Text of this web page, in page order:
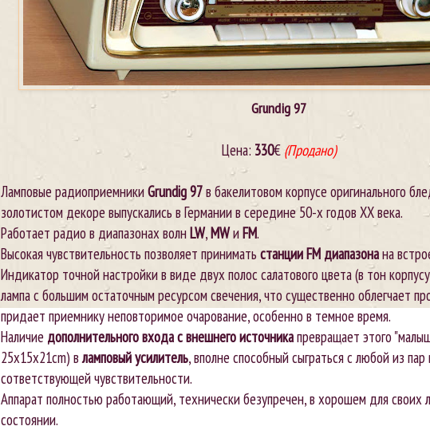
Grundig97
Цена: 330€ (Продано)
Ламповые радиоприемникиGrundig 97в бакелитовом корпусе оригинального
золотистом декоре выпускались в Германии в середине 50-х годов ХХ века.
Работает радио в диапазонах волнLW,MWиFM.
Высокая чувствительность позволяет принимать станции FM диапазонана
Индикатор точной настройки в виде двух полос салатового цвета (в тон
лампа с большим остаточным ресурсом свечения, что существенно облегчает
придает приемнику неповторимое очарование, особенно в темное время.
Наличие дополнительного входа с внешнего источникапревращает этого
25x15x21cm) вламповый усилитель, вполне способный сыграться с любой из
сответствующей чувствительности.
Аппарат полностью работающий, технически безупречен, в хорошем для своих
состоянии.